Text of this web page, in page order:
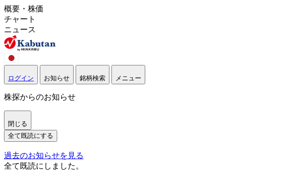
概要・株価
チャート
ニュース
ログイン お知らせ 銘柄検索 メニュー
株探からのお知らせ
閉じる
全て既読にする
過去のお知らせを見る
全て既読にしました。